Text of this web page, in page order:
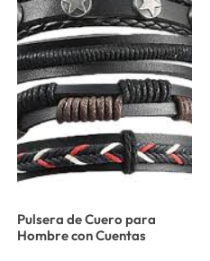
Pulsera de Cuero para
Hombre con Cuentas